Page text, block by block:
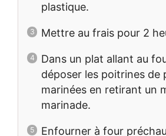
plastique.
Mettre au frais pour 2
Dans un plat allant au
déposer les poitrines de
marinées en retirant un
marinade.
Enfourner à four